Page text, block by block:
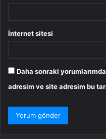
İnternet sitesi
Daha sonraki
adresim ve site adresim bu